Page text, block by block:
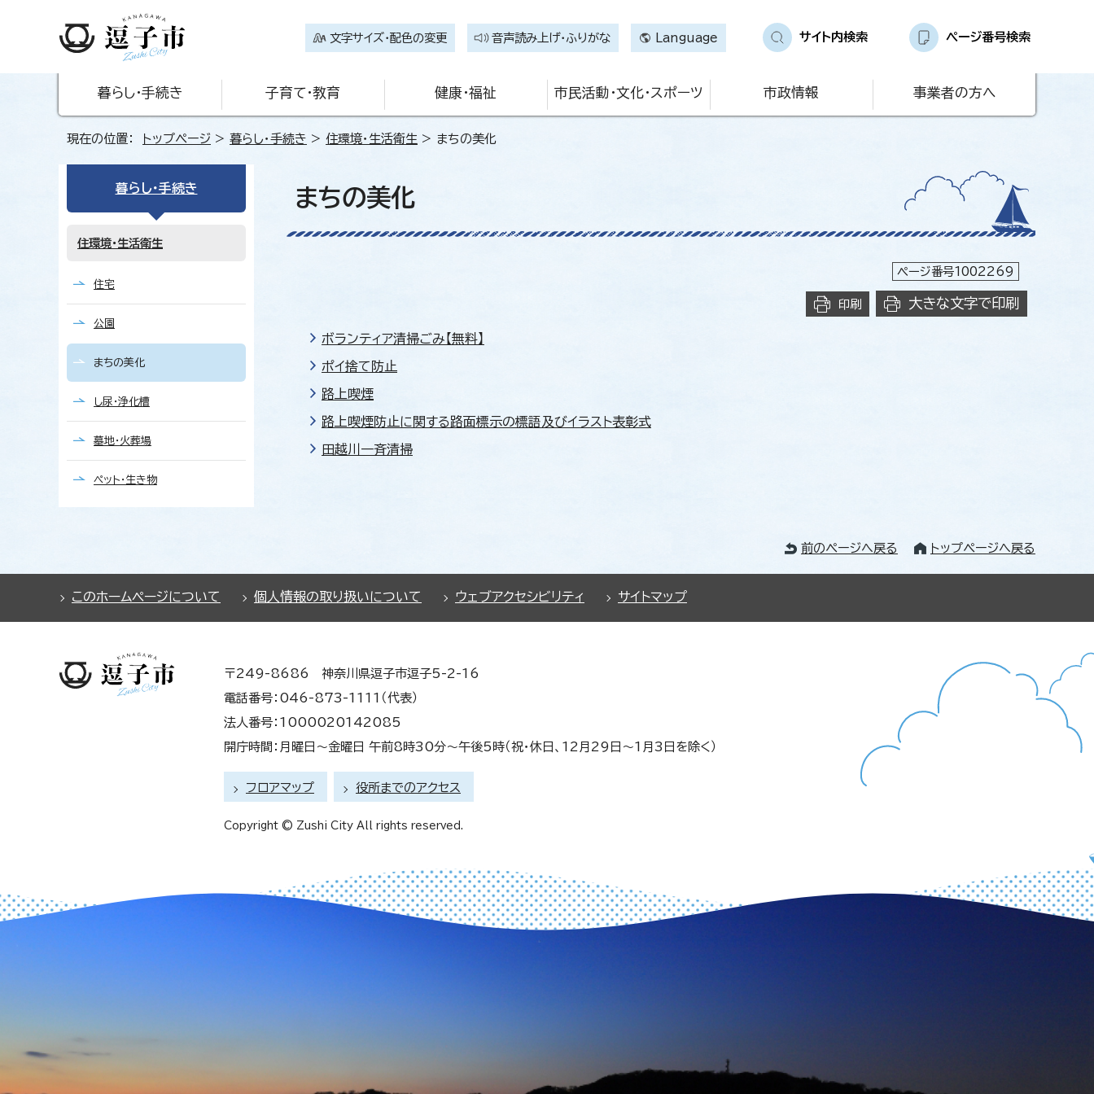
文字サイズ・配色の変更 音声読み上げ・ふりがな Language サイト内検索 ページ番号検索
暮らし・手続き 子育て・教育 健康・福祉 市民活動・文化・スポーツ 市政情報 事業者の方へ
現在の位置： トップページ > 暮らし・手続き > 住環境・生活衛生 > まちの美化
まちの美化
ページ番号1002269
印刷 大きな文字で印刷
ボランティア清掃ごみ【無料】
ポイ捨て防止
路上喫煙
路上喫煙防止に関する路面標示の標語及びイラスト表彰式
田越川一斉清掃
暮らし・手続き
住環境・生活衛生
住宅
公園
まちの美化
し尿・浄化槽
墓地・火葬場
ペット・生き物
前のページへ戻る トップページへ戻る
このホームページについて 個人情報の取り扱いについて ウェブアクセシビリティ サイトマップ
〒249-8686 神奈川県逗子市逗子5-2-16
電話番号：046-873-1111（代表）
法人番号：1000020142085
開庁時間：月曜日～金曜日 午前8時30分～午後5時（祝・休日、12月29日～1月3日を除く）
フロアマップ 役所までのアクセス
Copyright © Zushi City All rights reserved.